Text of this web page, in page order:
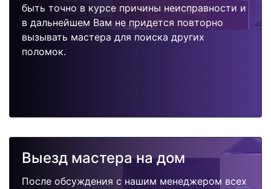
быть точно в курсе причины неисправности и
в дальнейшем Вам не придется повторно
вызывать мастера для поиска других
поломок.
Выезд мастера на дом
После обсуждения с нашим менеджером всех